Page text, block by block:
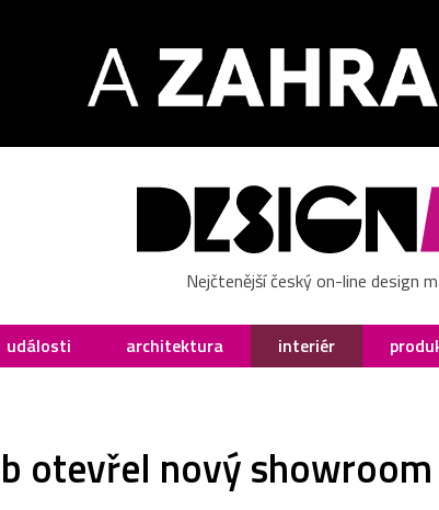
Nejčtenější český on-line design
události architektura interiér
otevřel nový